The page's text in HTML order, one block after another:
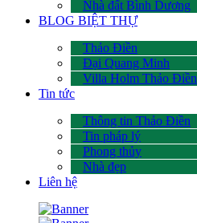
Nhà đất Bình Dương
BLOG BIỆT THỰ
Thảo Điền
Đại Quang Minh
Villa Holm Thảo Điền
Tin tức
Thông tin Thảo Điền
Tin pháp lý
Phong thủy
Nhà đẹp
Liên hệ